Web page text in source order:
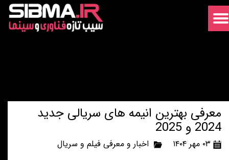
معرفی بهترین انیمه های سریالی جدید
2024 و 2025
۰۳ مهر ۱۴۰۴ اخبار و معرفی فیلم و سریال